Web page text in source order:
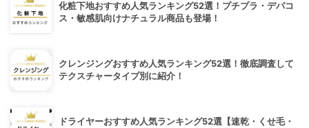
化粧下地おすすめ人気ランキング52選！プチプラ・デパコ
ス・敏感肌向けナチュラル商品も登場！
クレンジングおすすめ人気ランキング52選！徹底調査して
テクスチャータイプ別に紹介！
ドライヤーおすすめ人気ランキング52選【速乾・くせ毛・